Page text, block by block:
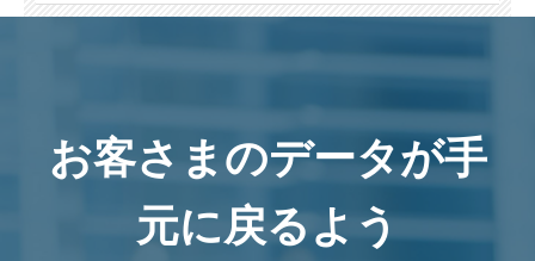
お客さまのデータが手
元に戻るよう